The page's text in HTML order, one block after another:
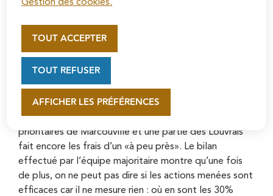
Gestion des cookies.
AFFICHER LES PRÉFÉRENCES
TOUT ACCEPTER
TOUT REFUSER
Soutenez la rénovation de la cathédrale Saint-
Maclou en vous connectant sur le site de la
Fondation du patrimoine.
En savoir plus
Retours de conseil municipal
La politique de la villequi concerne les quartiers
prioritaires de Marcouville et une partie des Louvrais
fait encore les frais d’un «à peu près». Le bilan
effectué par l’équipe majoritaire montre qu’une fois
de plus, on ne peut pas dire si les actions menées sont
efficaces car il ne mesure rien : où en sont les 30%